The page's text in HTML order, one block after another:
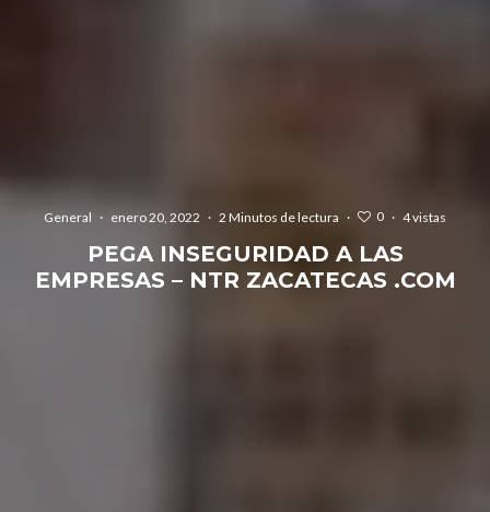
General · enero 20, 2022 · 2 Minutos de lectura · 0 · 4 vistas
PEGA INSEGURIDAD A LAS
EMPRESAS – NTR ZACATECAS .COM